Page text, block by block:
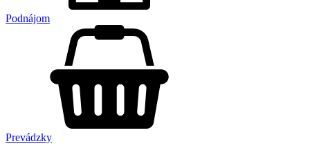
Podnájom
Prevádzky